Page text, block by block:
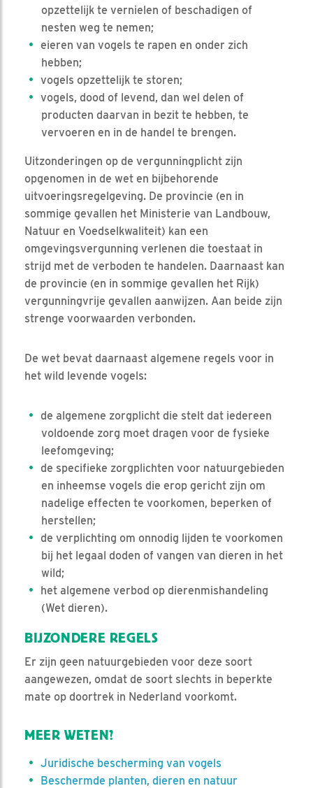
opzettelijk te vernielen of beschadigen of
nesten weg te nemen;
eieren van vogels te rapen en onder zich
hebben;
vogels opzettelijk te storen;
vogels, dood of levend, dan wel delen of
producten daarvan in bezit te hebben, te
vervoeren en in de handel te brengen.
Uitzonderingen op de vergunningplicht zijn
opgenomen in de wet en bijbehorende
uitvoeringsregelgeving. De provincie (en in
sommige gevallen het Ministerie van Landbouw,
Natuur en Voedselkwaliteit) kan een
omgevingsvergunning verlenen die toestaat in
strijd met de verboden te handelen. Daarnaast kan
de provincie (en in sommige gevallen het Rijk)
vergunningvrije gevallen aanwijzen. Aan beide zijn
strenge voorwaarden verbonden.
De wet bevat daarnaast algemene regels voor in
het wild levende vogels:
de algemene zorgplicht die stelt dat iedereen
voldoende zorg moet dragen voor de fysieke
leefomgeving;
de specifieke zorgplichten voor natuurgebieden
en inheemse vogels die erop gericht zijn om
nadelige effecten te voorkomen, beperken of
herstellen;
de verplichting om onnodig lijden te voorkomen
bij het legaal doden of vangen van dieren in het
wild;
het algemene verbod op dierenmishandeling
(Wet dieren).
BIJZONDERE REGELS
Er zijn geen natuurgebieden voor deze soort
aangewezen, omdat de soort slechts in beperkte
mate op doortrek in Nederland voorkomt.
MEER WETEN?
Juridische bescherming van vogels
Beschermde planten, dieren en natuur